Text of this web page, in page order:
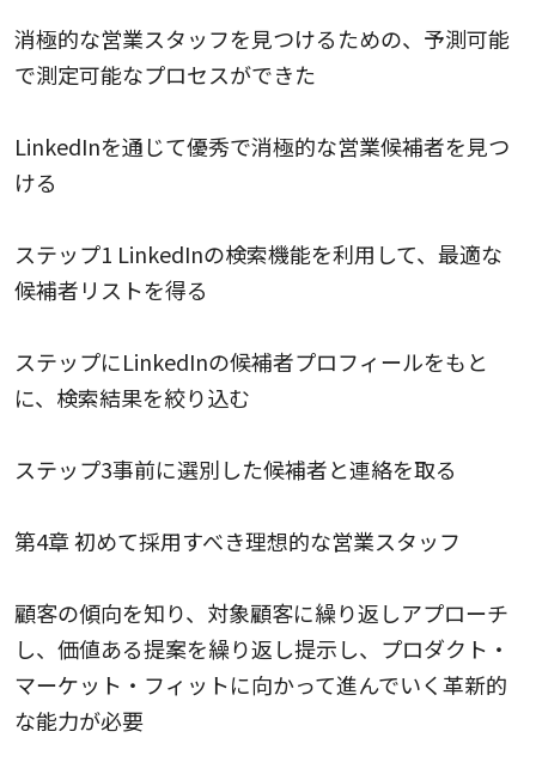
消極的な営業スタッフを見つけるための、予測可能
で測定可能なプロセスができた
LinkedInを通じて優秀で消極的な営業候補者を見つ
ける
ステップ1 LinkedInの検索機能を利用して、最適な
候補者リストを得る
ステップにLinkedInの候補者プロフィールをもと
に、検索結果を絞り込む
ステップ3事前に選別した候補者と連絡を取る
第4章 初めて採用すべき理想的な営業スタッフ
顧客の傾向を知り、対象顧客に繰り返しアプローチ
し、価値ある提案を繰り返し提示し、プロダクト・
マーケット・フィットに向かって進んでいく革新的
な能力が必要